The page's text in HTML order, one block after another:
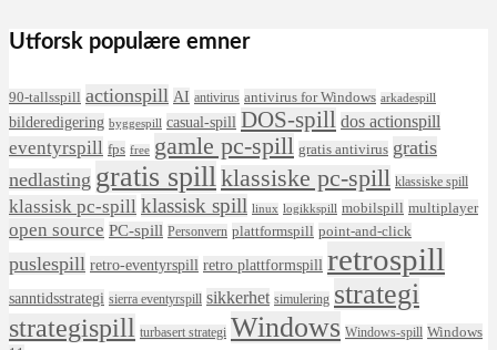
Utforsk populære emner
90-tallsspill actionspill AI antivirus antivirus for Windows arkadespill
bilderedigering byggespill casual-spill DOS-spill dos actionspill
eventyrspill fps free gamle pc-spill gratis antivirus gratis
nedlasting gratis spillklassiske pc-spill klassiske spill
klassisk pc-spill klassisk spill linux logikkspill mobilspill multiplayer
open source PC-spill Personvern plattformspill point-and-click
puslespill retro-eventyrspill retro plattformspill retrospill
sanntidsstrategi sierra eventyrspill sikkerhet simulering strategi
strategispill turbasert strategi Windows Windows-spill Windows